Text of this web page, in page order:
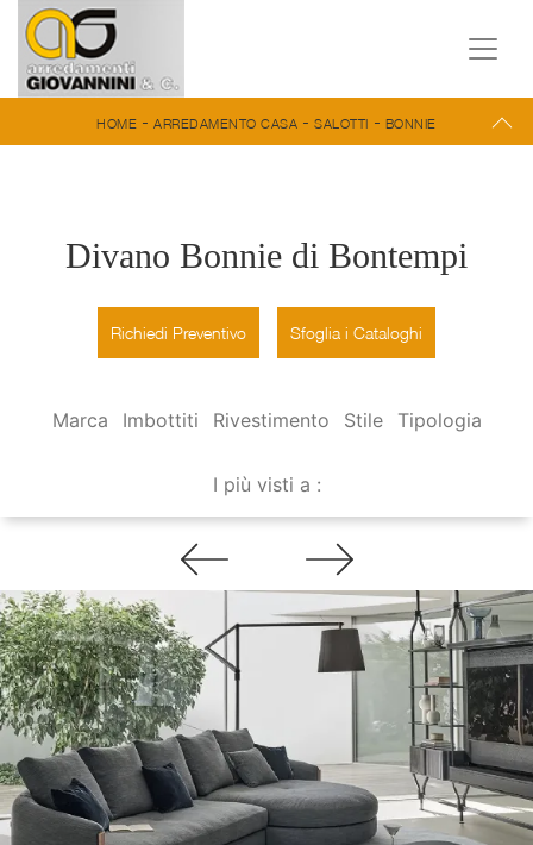
HOME -ARREDAMENTO CASA -SALOTTI - BONNIE
Divano Bonnie di Bontempi
Richiedi Preventivo Sfoglia i Cataloghi
Marca Imbottiti Rivestimento Stile Tipologia
I più visti a :